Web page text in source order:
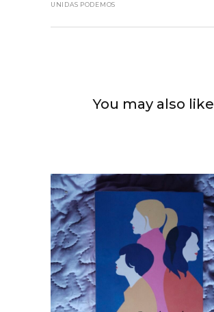
UNIDAS PODEMOS
You may also like